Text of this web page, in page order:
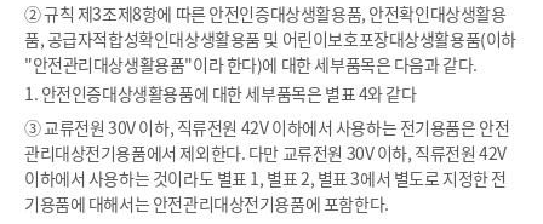
② 규칙 제3조제8항에 따른 안전인증대상생활용품, 안전확인대상생활용
품, 공급자적합성확인대상생활용품 및 어린이보호포장대상생활용품(이하
"안전관리대상생활용품"이라 한다)에 대한 세부품목은 다음과 같다.
1. 안전인증대상생활용품에 대한 세부품목은 별표 4와 같다
③ 교류전원 30V 이하, 직류전원 42V 이하에서 사용하는 전기용품은 안전
관리대상전기용품에서 제외한다. 다만 교류전원 30V 이하, 직류전원 42V
이하에서 사용하는 것이라도 별표 1, 별표 2, 별표 3에서 별도로 지정한 전
기용품에 대해서는 안전관리대상전기용품에 포함한다.